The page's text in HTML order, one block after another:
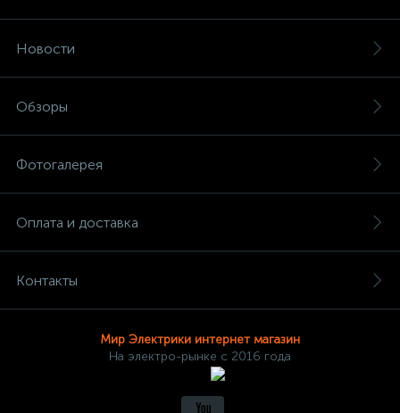
Новости
Обзоры
Фотогалерея
Оплата и доставка
Контакты
Мир Электрики интернет магазин
На электро-рынке с 2016 года